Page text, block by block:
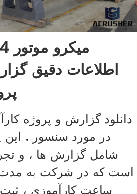
اطلاعات دقیق
دانلود گزارش و پروژه
در مورد سنسور . این
شامل گزارش ها ، و
ساعت کارآموزی ،